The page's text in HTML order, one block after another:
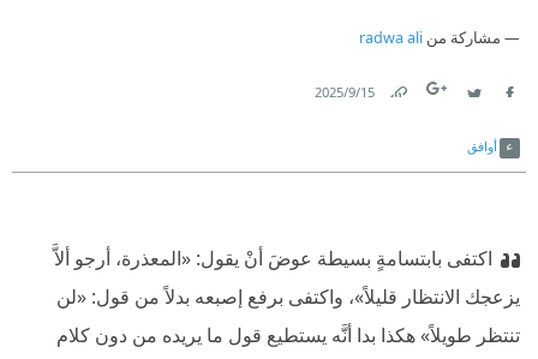
مشاركة من radwa ali
15‏/9‏/2025
أوافق
اكتفى بابتسامةٍ بسيطة عوضَ أنْ يقول: «المعذرة، أرجو ألاَّ
يزعجك الانتظار قليلاً»، واكتفى برفع إصبعه بدلاً من قول: «لن
تنتظر طويلاً» هكذا بدا أنَّه يستطيع قول ما يريده من دون كلام